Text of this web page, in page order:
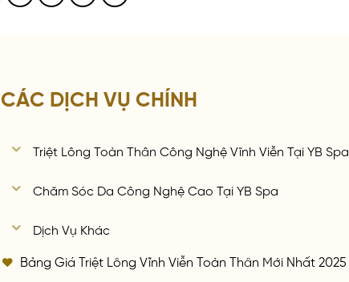
CÁC DỊCH VỤ CHÍNH
Triệt Lông Toàn Thân Công Nghệ Vĩnh Viễn Tại YB Spa
Chăm Sóc Da Công Nghệ Cao Tại YB Spa
Dịch Vụ Khác
Bảng Giá Triệt Lông Vĩnh Viễn Toàn Thân Mới Nhất 2025